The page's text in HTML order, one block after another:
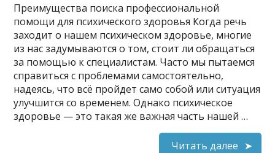
Преимущества поиска профессиональной
помощи для психического здоровья Когда речь
заходит о нашем психическом здоровье, многие
из нас задумываются о том, стоит ли обращаться
за помощью к специалистам. Часто мы пытаемся
справиться с проблемами самостоятельно,
надеясь, что всё пройдет само собой или ситуация
улучшится со временем. Однако психическое
здоровье — это такая же важная часть нашей …
Читать далее